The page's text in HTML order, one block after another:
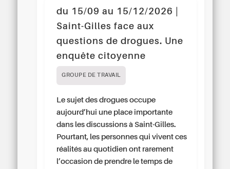
du 15/09 au 15/12/2026 |
Saint-Gilles face aux
questions de drogues. Une
enquête citoyenne
GROUPE DE TRAVAIL
Le sujet des drogues occupe
aujourd’hui une place importante
dans les discussions à Saint-Gilles.
Pourtant, les personnes qui vivent ces
réalités au quotidien ont rarement
l’occasion de prendre le temps de